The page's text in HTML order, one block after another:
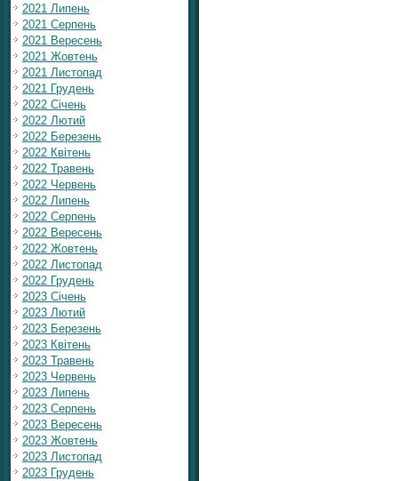
2021 Липень
2021 Серпень
2021 Вересень
2021 Жовтень
2021 Листопад
2021 Грудень
2022 Січень
2022 Лютий
2022 Березень
2022 Квітень
2022 Травень
2022 Червень
2022 Липень
2022 Серпень
2022 Вересень
2022 Жовтень
2022 Листопад
2022 Грудень
2023 Січень
2023 Лютий
2023 Березень
2023 Квітень
2023 Травень
2023 Червень
2023 Липень
2023 Серпень
2023 Вересень
2023 Жовтень
2023 Листопад
2023 Грудень